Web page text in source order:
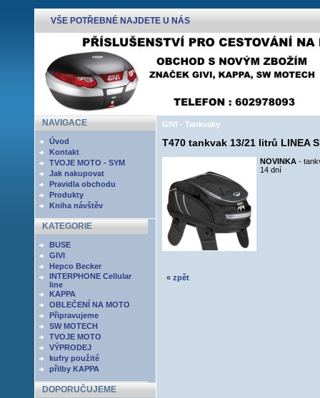
VŠE POTŘEBNÉ NAJDETE U NÁS
NAVIGACE
Úvod
Kontakt
TVOJE MOTO - SYM
Jak nakupovat
Pravidla obchodu
Produkty
Kniha návštěv
KATEGORIE
BUSE
GIVI
Hepco Becker
INTERPHONE Cellular
line
KAPPA
OBLEČENÍ NA MOTO
Připravujeme
SW MOTECH
TVOJE MOTO
VÝPRODEJ
kufry použité
přilby KAPPA
DOPORUČUJEME
GIVI - Tankvaky
T470 tankvak 13/21 litrů LINEA
NOVINKA -
14 dní
« zpět